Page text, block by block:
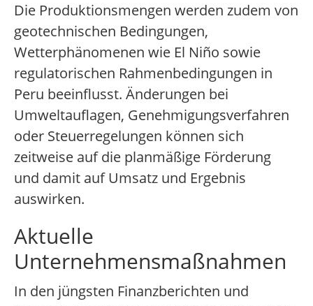
Die Produktionsmengen werden zudem von
geotechnischen Bedingungen,
Wetterphänomenen wie El Niño sowie
regulatorischen Rahmenbedingungen in
Peru beeinflusst. Änderungen bei
Umweltauflagen, Genehmigungsverfahren
oder Steuerregelungen können sich
zeitweise auf die planmäßige Förderung
und damit auf Umsatz und Ergebnis
auswirken.
Aktuelle
Unternehmensmaßnahmen
In den jüngsten Finanzberichten und